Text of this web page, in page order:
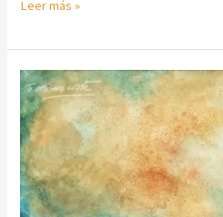
Leer más »
Paisaje
Salvaje